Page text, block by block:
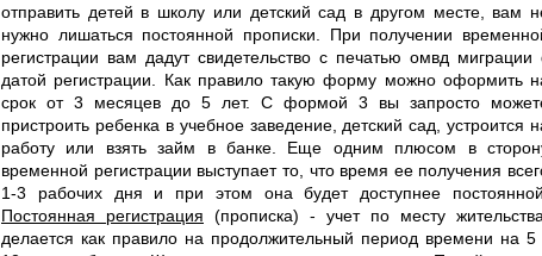
отправить детей в школу или детский сад в другом месте, вам
нужно лишаться постоянной прописки. При получении
регистрации вам дадут свидетельство с печатью омвд миграции
датой регистрации. Как правило такую форму можно оформить
срок от 3 месяцев до 5 лет. С формой 3 вы запросто
пристроить ребенка в учебное заведение, детский сад, устроится
работу или взять займ в банке. Еще одним плюсом в
временной регистрации выступает то, что время ее получения
1-3 рабочих дня и при этом она будет доступнее постоянной.
Постоянная регистрация (прописка) - учет по месту жительства,
делается как правило на продолжительный период времени на 5